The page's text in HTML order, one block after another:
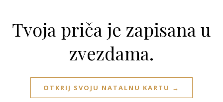
Tvoja priča je zapisana u
zvezdama.
OTKRIJ SVOJU NATALNU KARTU →